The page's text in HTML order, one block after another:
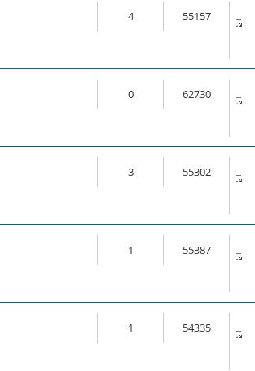
4 55157
0 62730
3 55302
1 55387
1 54335